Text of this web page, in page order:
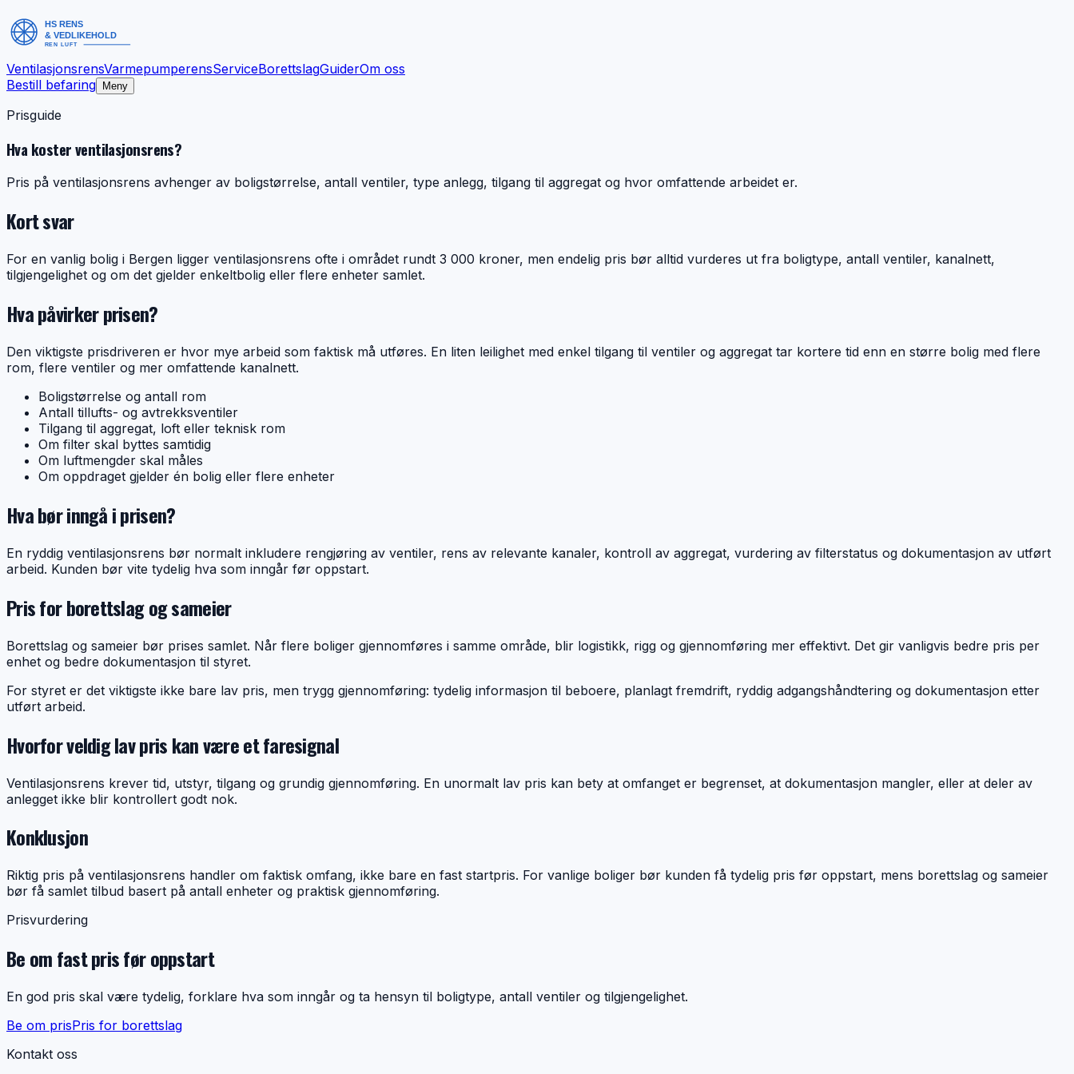
VentilasjonsrensVarmepumperensServiceBorettslagGuiderOm oss
Bestill befaring
Meny
Prisguide
Hva koster ventilasjonsrens?
Pris på ventilasjonsrens avhenger av boligstørrelse, antall ventiler, type anlegg, tilgang til aggregat og hvor omfattende arbeidet er.
Kort svar
For en vanlig bolig i Bergen ligger ventilasjonsrens ofte i området rundt 3 000 kroner, men endelig pris bør alltid vurderes ut fra boligtype, antall ventiler, kanalnett,
tilgjengelighet og om det gjelder enkeltbolig eller flere enheter samlet.
Hva påvirker prisen?
Den viktigste prisdriveren er hvor mye arbeid som faktisk må utføres. En liten leilighet med enkel tilgang til ventiler og aggregat tar kortere tid enn en større bolig med flere
rom, flere ventiler og mer omfattende kanalnett.
Boligstørrelse og antall rom
Antall tillufts- og avtrekksventiler
Tilgang til aggregat, loft eller teknisk rom
Om filter skal byttes samtidig
Om luftmengder skal måles
Om oppdraget gjelder én bolig eller flere enheter
Hva bør inngå i prisen?
En ryddig ventilasjonsrens bør normalt inkludere rengjøring av ventiler, rens av relevante kanaler, kontroll av aggregat, vurdering av filterstatus og dokumentasjon av utført
arbeid. Kunden bør vite tydelig hva som inngår før oppstart.
Pris for borettslag og sameier
Borettslag og sameier bør prises samlet. Når flere boliger gjennomføres i samme område, blir logistikk, rigg og gjennomføring mer effektivt. Det gir vanligvis bedre pris per
enhet og bedre dokumentasjon til styret.
For styret er det viktigste ikke bare lav pris, men trygg gjennomføring: tydelig informasjon til beboere, planlagt fremdrift, ryddig adgangshåndtering og dokumentasjon etter
utført arbeid.
Hvorfor veldig lav pris kan være et faresignal
Ventilasjonsrens krever tid, utstyr, tilgang og grundig gjennomføring. En unormalt lav pris kan bety at omfanget er begrenset, at dokumentasjon mangler, eller at deler av
anlegget ikke blir kontrollert godt nok.
Konklusjon
Riktig pris på ventilasjonsrens handler om faktisk omfang, ikke bare en fast startpris. For vanlige boliger bør kunden få tydelig pris før oppstart, mens borettslag og sameier
bør få samlet tilbud basert på antall enheter og praktisk gjennomføring.
Prisvurdering
Be om fast pris før oppstart
En god pris skal være tydelig, forklare hva som inngår og ta hensyn til boligtype, antall ventiler og tilgjengelighet.
Be om prisPris for borettslag
Kontakt oss